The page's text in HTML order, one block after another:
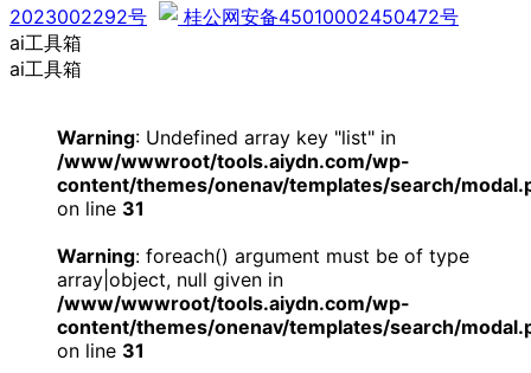
2023002292号
桂公网安备45010002450472号
ai工具箱
ai工具箱
Warning: Undefined array key "list" in
/www/wwwroot/tools.aiydn.com/wp-
content/themes/onenav/templates/search/
on line 31
Warning: foreach() argument must be of type
array|object, null given in
/www/wwwroot/tools.aiydn.com/wp-
content/themes/onenav/templates/search/
on line 31